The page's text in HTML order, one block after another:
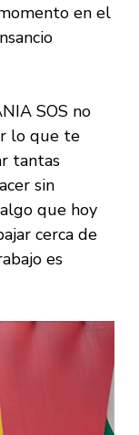
en el
SOS no
lo que te
tantas
sin
que hoy
cerca de
es